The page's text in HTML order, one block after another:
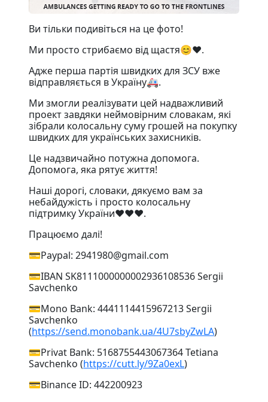
Ви тільки подивіться на це фото!
Ми просто стрибаємо від щастя😊❤️.
Адже перша партія швидких для ЗСУ вже
відправляється в Україну🚑.
Ми змогли реалізувати цей надважливий
проект завдяки неймовірним словакам, які
зібрали колосальну суму грошей на покупку
швидких для українських захисників.
Це надзвичайно потужна допомога.
Допомога, яка рятує життя!
Наші дорогі, словаки, дякуємо вам за
небайдужість і просто колосальну
підтримку України❤️❤️❤️.
Працюємо далі!
💳Paypal: 2941980@gmail.com
💳IBAN SK8111000000002936108536 Sergii
Savchenko
💳Mono Bank: 4441114415967213 Sergii
Savchenko
(https://send.monobank.ua/4U7sbyZwLA)
💳Privat Bank: 5168755443067364 Tetiana
Savchenko (https://cutt.ly/9Za0exL)
💳Binance ID: 442200923